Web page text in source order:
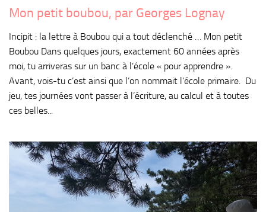
Mon petit boubou, par Georges Lognay
Incipit : la lettre à Boubou qui a tout déclenché … Mon petit
Boubou Dans quelques jours, exactement 60 années après
moi, tu arriveras sur un banc à l’école « pour apprendre ».
Avant, vois-tu c’est ainsi que l’on nommait l’école primaire. Du
jeu, tes journées vont passer à l’écriture, au calcul et à toutes
ces belles...